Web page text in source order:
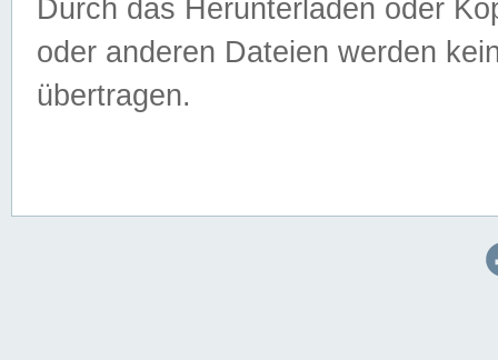
Durch das Herunterladen oder
oder anderen Dateien werden
übertragen.